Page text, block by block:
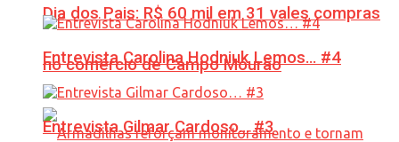
Dia dos Pais: R$ 60 mil em 31 vales compras
no comércio de Campo Mourão
Entrevista Carolina Hodniuk Lemos… #4
Entrevista Gilmar Cardoso… #3